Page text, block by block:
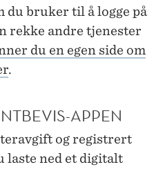
du bruker til å logge på
rekke andre tjenester
du en egen side om
.
APPEN
og registrert
laste ned et digitalt